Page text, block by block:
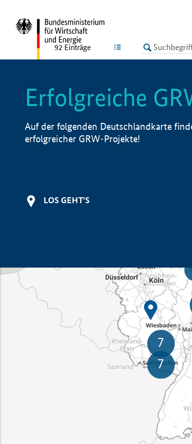
LISTE
92 Einträge
Erfolgreiche
Auf der folgenden Deutschlandkarte
erfolgreicher GRW-Projekte!
LOS GEHT'S